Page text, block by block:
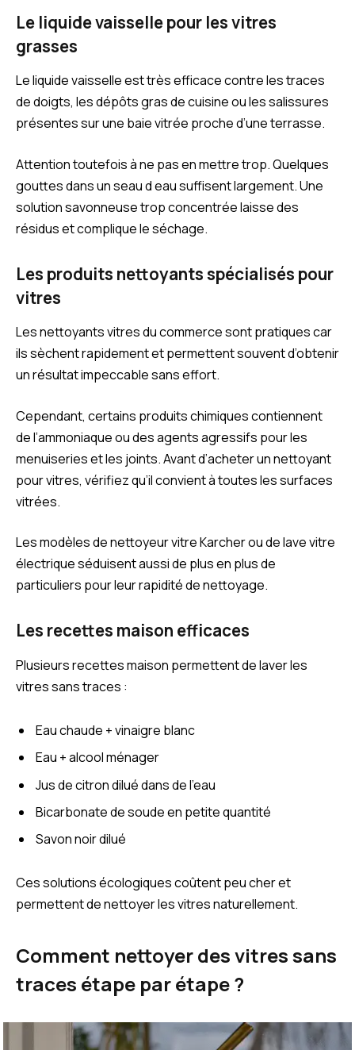
Le liquide vaisselle pour les vitres
grasses
Le liquide vaisselle est très efficace contre les traces
de doigts, les dépôts gras de cuisine ou les salissures
présentes sur une baie vitrée proche d’une terrasse.
Attention toutefois à ne pas en mettre trop. Quelques
gouttes dans un seau d eau suffisent largement. Une
solution savonneuse trop concentrée laisse des
résidus et complique le séchage.
Les produits nettoyants spécialisés pour
vitres
Les nettoyants vitres du commerce sont pratiques car
ils sèchent rapidement et permettent souvent d’obtenir
un résultat impeccable sans effort.
Cependant, certains produits chimiques contiennent
de l’ammoniaque ou des agents agressifs pour les
menuiseries et les joints. Avant d’acheter un nettoyant
pour vitres, vérifiez qu’il convient à toutes les surfaces
vitrées.
Les modèles de nettoyeur vitre Karcher ou de lave vitre
électrique séduisent aussi de plus en plus de
particuliers pour leur rapidité de nettoyage.
Les recettes maison efficaces
Plusieurs recettes maison permettent de laver les
vitres sans traces :
Eau chaude + vinaigre blanc
Eau + alcool ménager
Jus de citron dilué dans de l’eau
Bicarbonate de soude en petite quantité
Savon noir dilué
Ces solutions écologiques coûtent peu cher et
permettent de nettoyer les vitres naturellement.
Comment nettoyer des vitres sans
traces étape par étape ?